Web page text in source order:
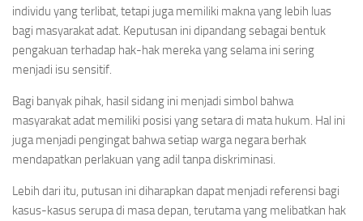
individu yang terlibat, tetapi juga memiliki makna yang lebih luas
bagi masyarakat adat. Keputusan ini dipandang sebagai bentuk
pengakuan terhadap hak-hak mereka yang selama ini sering
menjadi isu sensitif.
Bagi banyak pihak, hasil sidang ini menjadi simbol bahwa
masyarakat adat memiliki posisi yang setara di mata hukum. Hal ini
juga menjadi pengingat bahwa setiap warga negara berhak
mendapatkan perlakuan yang adil tanpa diskriminasi.
Lebih dari itu, putusan ini diharapkan dapat menjadi referensi bagi
kasus-kasus serupa di masa depan, terutama yang melibatkan hak